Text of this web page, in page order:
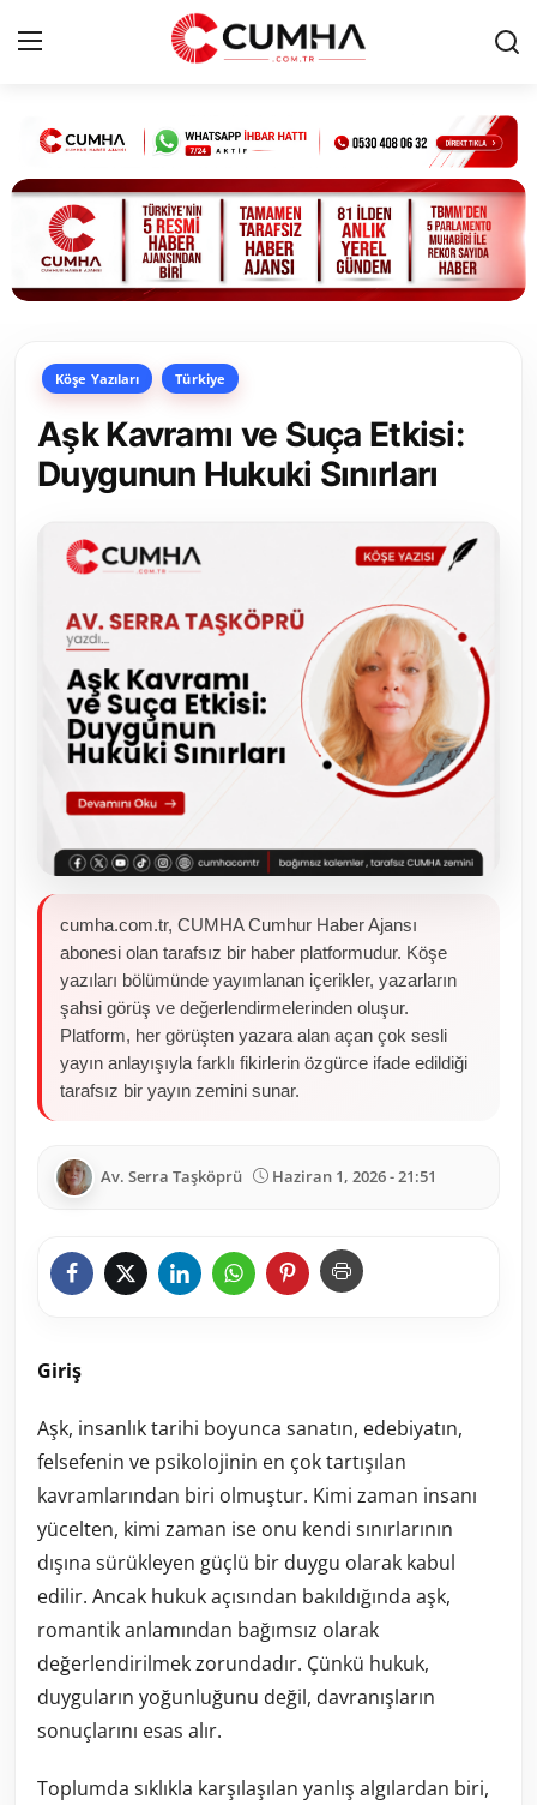
Kurumsal
Cumhurbaşkanlığı
Bakanlıklar
Siyasi Partiler
Yerel Yönetimler
Toplum ve Yaşam
Sivil Toplum Kuruluşları
Kamu Kurumları ve Üst Kurullar
Resmi Reklamlar
Köşe Yazıları Türkiye
Aşk Kavramı ve Suça Etkisi:
Duygunun Hukuki Sınırları
cumha.com.tr, CUMHA Cumhur Haber Ajansı
abonesi olan tarafsız bir haber platformudur. Köşe
yazıları bölümünde yayımlanan içerikler, yazarların
şahsi görüş ve değerlendirmelerinden oluşur.
Platform, her görüşten yazara alan açan çok sesli
yayın anlayışıyla farklı fikirlerin özgürce ifade edildiği
tarafsız bir yayın zemini sunar.
Av. Serra Taşköprü Haziran 1, 2026 - 21:51
Giriş
Aşk, insanlık tarihi boyunca sanatın, edebiyatın,
felsefenin ve psikolojinin en çok tartışılan
kavramlarından biri olmuştur. Kimi zaman insanı
yücelten, kimi zaman ise onu kendi sınırlarının
dışına sürükleyen güçlü bir duygu olarak kabul
edilir. Ancak hukuk açısından bakıldığında aşk,
romantik anlamından bağımsız olarak
değerlendirilmek zorundadır. Çünkü hukuk,
duyguların yoğunluğunu değil, davranışların
sonuçlarını esas alır.
Toplumda sıklıkla karşılaşılan yanlış algılardan biri,